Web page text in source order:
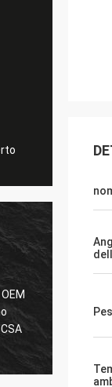
Con 15 anni di
siamo molto
DCL considera la
loro dipendenti
prodotti.Fanno
e test per